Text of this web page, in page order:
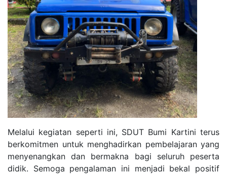
Melalui kegiatan seperti ini, SDUT Bumi Kartini terus
berkomitmen untuk menghadirkan pembelajaran yang
menyenangkan dan bermakna bagi seluruh peserta
didik. Semoga pengalaman ini menjadi bekal positif